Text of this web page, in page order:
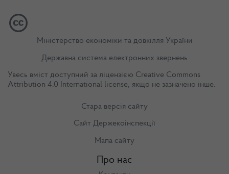
Міністерство економіки та довкілля України
Державна система електронних звернень
Увесь вміст доступний за ліцензією Creative Commons
Attribution 4.0 International license, якщо не зазначено інше.
Стара версія сайту
Сайт Держекоінспекції
Мапа сайту
Про нас